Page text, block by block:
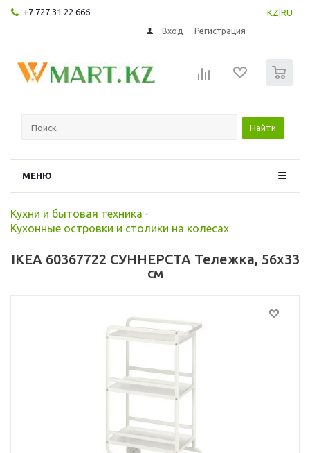
+7 727 31 22 666 KZ RU
Вход Регистрация
Найти
МЕНЮ
Кухни и бытовая техника -
Кухонные островки и столики на колесах
IKEA 60367722 СУННЕРСТА Тележка, 56x33
см